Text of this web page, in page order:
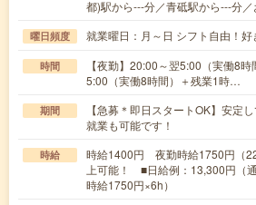
都)駅から---分／青砥駅から---分
曜日頻度 就業曜日：月～日 シフト自由！好
時間
【夜勤】20:00～翌5:00（実働8
5:00（実働8時間）＋残業1時…
期間
【急募＊即日スタートOK】安定
就業も可能です！
時給
時給1400円 夜勤時給1750円（
上可能！ ■日給例：13,300円（
時給1750円×6h）